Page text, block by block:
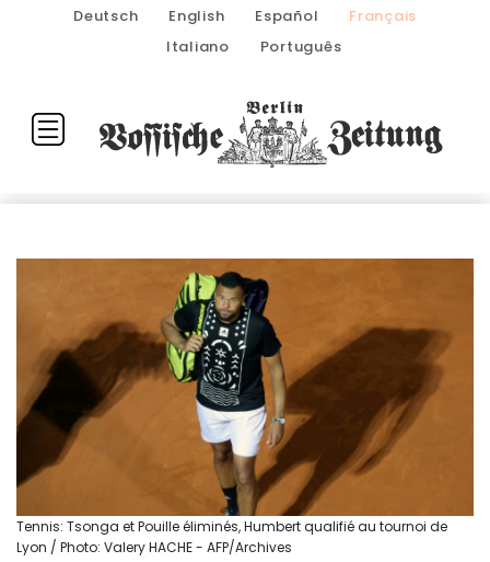
Deutsch English Español
Français
Italiano
Português
Tennis: Tsonga et Pouille éliminés, Humbert qualifié au tournoi de
Lyon / Photo: Valery HACHE - AFP/Archives